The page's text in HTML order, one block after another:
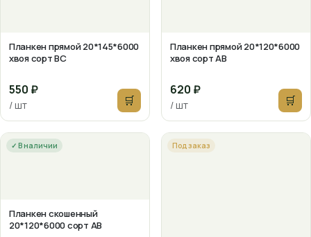
Планкен прямой 20*145*6000
хвоя сорт ВС
550 ₽
/ шт 🛒
Планкен прямой 20*120*6000
хвоя сорт АВ
620 ₽
/ шт 🛒
✓ В наличии
Планкен скошенный
20*120*6000 сорт АВ
Под заказ